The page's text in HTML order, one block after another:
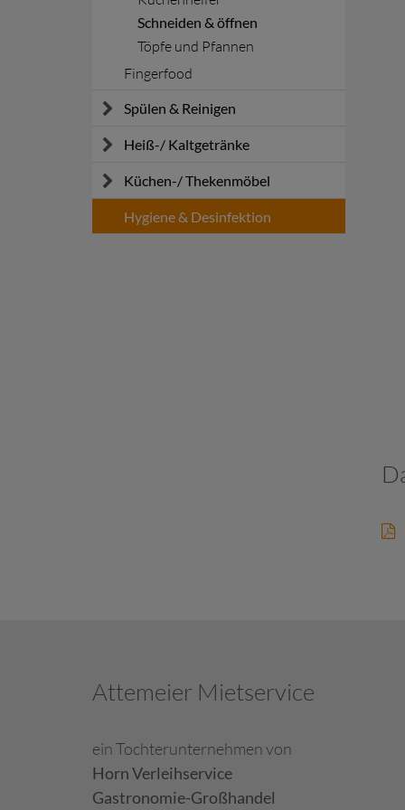
Schneiden & öffnen
Töpfe und Pfannen
Fingerfood
Spülen & Reinigen
Spülmaschinen
Reinigen
Sicherheit
Heiß-/ Kaltgetränke
Kaffeemaschinen
Schankanlagen
Küchen-/ Thekenmöbel
KOOLKITpremium
Hygiene & Desinfektion
Attemeier Mietservice
ein Tochterunternehmen von
Horn Verleihservice
Gastronomie-Großhandel